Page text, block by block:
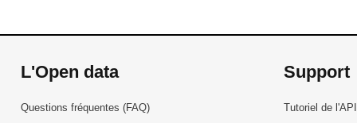
L'Open data
Questions fréquentes (FAQ)
Support
Tutoriel de l'API